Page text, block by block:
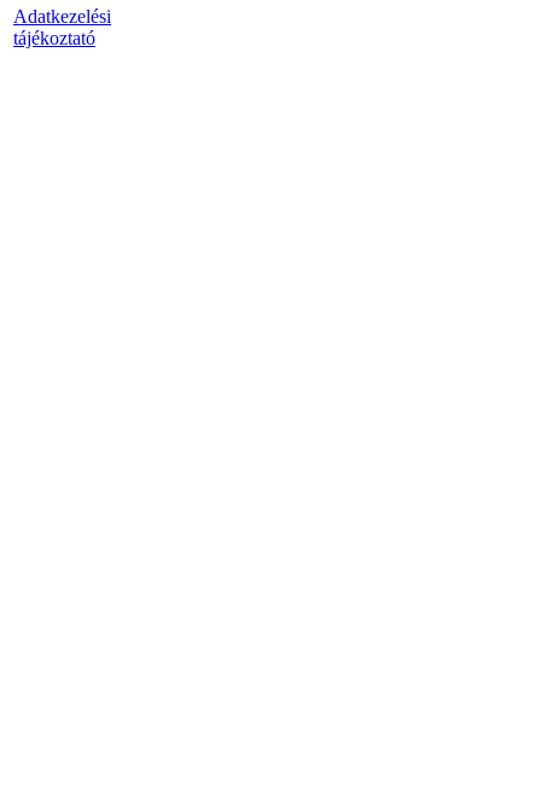
Adatkezelési
tájékoztató